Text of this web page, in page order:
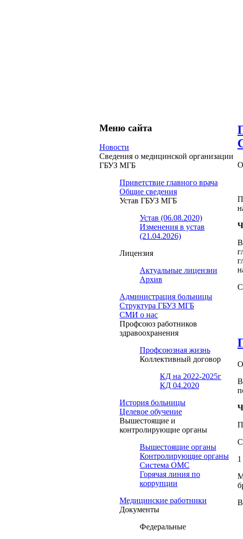
Меню сайта
Новости
Сведения о медицинской организации
ГБУЗ МГБ
Приветствие главного врача
Общие сведения
Устав ГБУЗ МГБ
Устав (06.08.2020)
Изменения в устав
(21.04.2026)
Лицензия
Актуальные лицензии
Архив
Администрация больницы
Структура ГБУЗ МГБ
СМИ о нас
Профсоюз работников
здравоохранения
Профсоюзная жизнь
Коллективный договор
КД на 2022-2025г
КД 04.2020
История больницы
Целевое обучение
Вышестоящие и
контролирующие органы
Вышестоящие органы
Контролирующие органы
Система ОМС
Горячая линия по
коррупции
Медицинские работники
Документы
Федеральные
В
С